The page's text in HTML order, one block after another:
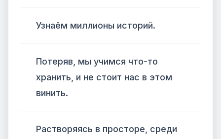
Узнаём миллионы историй.
Потеряв, мы учимся что-то
хранить, и не стоит нас в этом
винить.
Растворяясь в просторе, среди